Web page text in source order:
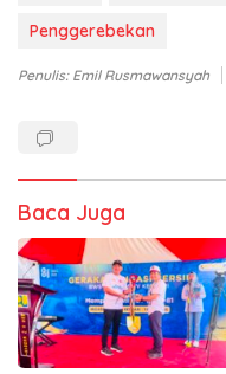
Penggerebekan
Penulis: Emil Rusmawansyah
Baca Juga